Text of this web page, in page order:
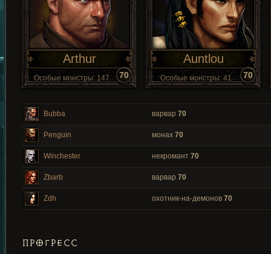
Arthur
Особые монстры: 147 70
Auntlou
Особые монстры: 41 70
Bubba варвар 70
Penguin монах 70
Winchester некромант 70
Zbarb варвар 70
Zdh охотник-на-демонов 70
ПРОГРЕСС